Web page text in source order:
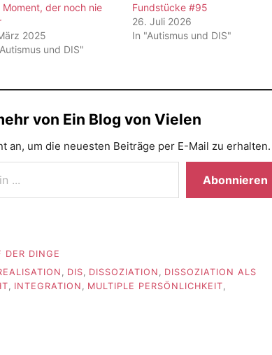
Moment, der noch nie
2025
und DIS"
Fundstücke #95
26. Juli 2026
In "Autismus und DIS"
von Ein Blog von Vielen
an, um die neuesten Beiträge per E-Mail zu erhalten.
Abonnieren
DER DINGE
, DIS, DISSOZIATION , DISSOZIATION ALS
, INTEGRATION , MULTIPLE PERSÖNLICHKEIT,